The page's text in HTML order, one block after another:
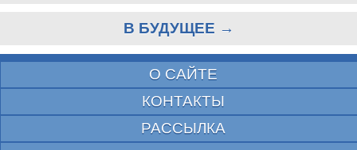
В БУДУЩЕЕ →
О САЙТЕ
КОНТАКТЫ
РАССЫЛКА